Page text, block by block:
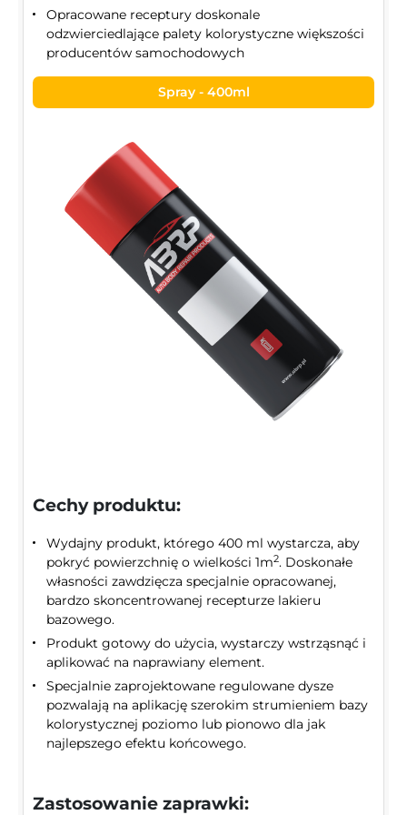
Opracowane receptury doskonale
odzwierciedlające palety kolorystyczne większości
producentów samochodowych
Spray - 400ml
Cechy produktu:
Wydajny produkt, którego 400 ml wystarcza, aby
pokryć powierzchnię o wielkości 1m2. Doskonałe
własności zawdzięcza specjalnie opracowanej,
bardzo skoncentrowanej recepturze lakieru
bazowego.
Produkt gotowy do użycia, wystarczy wstrząsnąć i
aplikować na naprawiany element.
Specjalnie zaprojektowane regulowane dysze
pozwalają na aplikację szerokim strumieniem bazy
kolorystycznej poziomo lub pionowo dla jak
najlepszego efektu końcowego.
Zastosowanie zaprawki: